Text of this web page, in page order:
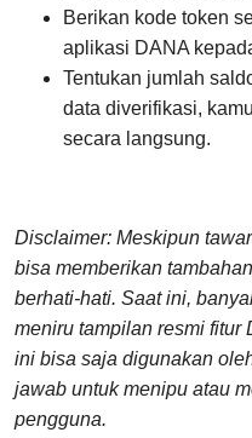
Berikan kode token
aplikasi DANA
Tentukan jumlah
data diverifikasi,
secara langsung.
Disclaimer: Meskipun
bisa memberikan
berhati-hati. Saat ini,
meniru tampilan resmi fitur
ini bisa saja digunakan
jawab untuk menipu atau
pengguna.